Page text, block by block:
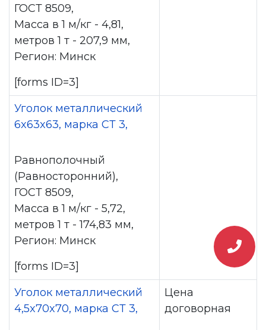
ГОСТ 8509,
Масса в 1 м/кг - 4,81,
метров 1 т - 207,9 мм,
Регион: Минск
[forms ID=3]
Уголок металлический
6x63x63, марка СТ 3,
Равнополочный
(Равносторонний),
ГОСТ 8509,
Масса в 1 м/кг - 5,72,
метров 1 т - 174,83 мм,
Регион: Минск
[forms ID=3]
Уголок металлический
4,5x70x70, марка СТ 3,
Цена
договорная